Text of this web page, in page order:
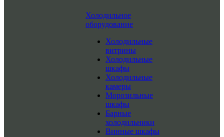
Холодильное
оборудование
Холодильные
витрины
Холодильные
шкафы
Холодильные
камеры
Морозильные
шкафы
Барные
холодильники
Винные шкафы